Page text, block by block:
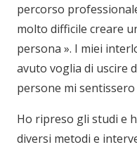
percorso
molto difficile creare
persona ». I miei
avuto voglia di uscire
persone mi
Ho ripreso gli studi e
diversi metodi e